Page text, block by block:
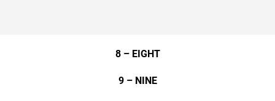
8 – EIGHT
9 – NINE